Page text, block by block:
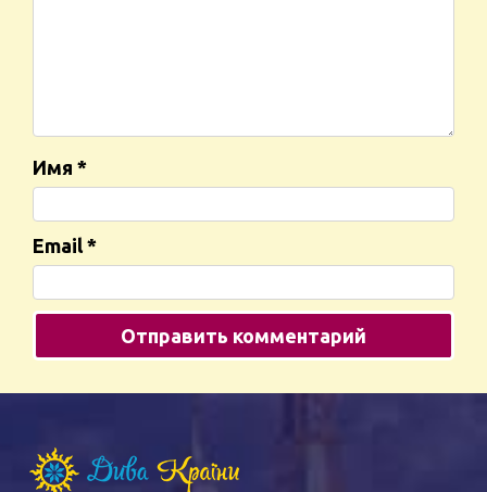
Имя *
Email *